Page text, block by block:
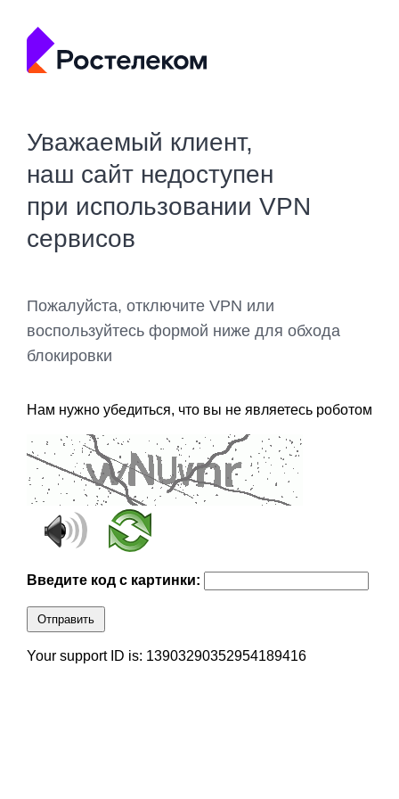
Уважаемый клиент,
наш сайт недоступен
при использовании VPN
сервисов
Пожалуйста, отключите VPN или
воспользуйтесь формой ниже для обхода
блокировки
Нам нужно убедиться, что вы не являетесь роботом
Введите код с картинки:
Отправить
Your support ID is: 13903290352954189416